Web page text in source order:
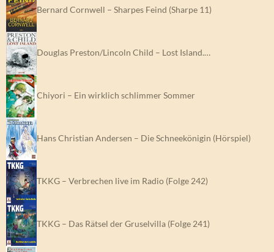
Bernard Cornwell – Sharpes Feind (Sharpe 11)
Douglas Preston/Lincoln Child – Lost Island.…
Chiyori – Ein wirklich schlimmer Sommer
Hans Christian Andersen – Die Schneekönigin (Hörspiel)
TKKG – Verbrechen live im Radio (Folge 242)
TKKG – Das Rätsel der Gruselvilla (Folge 241)